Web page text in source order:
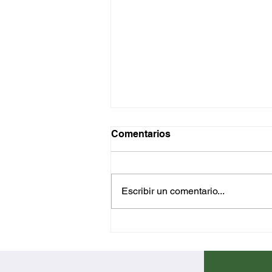
rutina nutricional con
Comentarios
Escribir un comentario...